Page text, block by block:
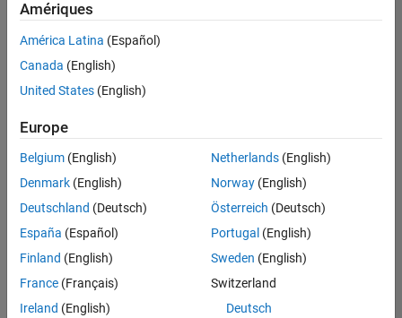
Actuellement,
aucune
offre
d'emploi
correspondant
à vos
critères
de
recherche.
Vous
pouvez
élargir
votre
recherche
Amériques
América Latina (Español)
Canada (English)
United States (English)
Europe
Belgium (English)
Denmark (English)
Deutschland (Deutsch)
España (Español)
Finland (English)
France (Français)
Ireland (English)
Netherlands(English)
Norway(English)
Österreich (Deutsch)
Portugal (English)
Sweden (English)
Switzerland
Deutsch